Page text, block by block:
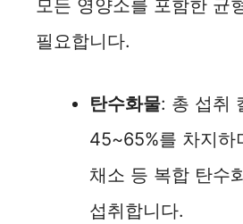
모든 영양소를 포함한 균
필요합니다.
탄수화물: 총 섭취
45~65%를 차지하
채소 등 복합 탄수
섭취합니다.